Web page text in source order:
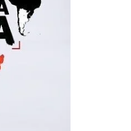
argentina podría
de Argentina con China